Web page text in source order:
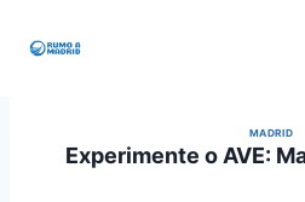
MADRID
Experimente o AVE: